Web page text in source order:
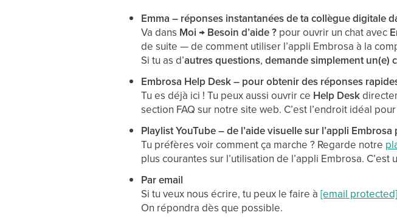
Emma – réponses instantanées de ta collègue digitale
Va dans Moi → Besoin d’aide ?pour ouvrir un chat avec
de suite — de comment utiliser l’appli Embrosa à la
Si tu as d’autres questions, demande simplement un(e)
Embrosa Help Desk – pour obtenir des réponses
Tu es déjà ici ! Tu peux aussi ouvrir ce Help Desk
section FAQ sur notre site web. C’est l’endroit idéal
Playlist YouTube – de l’aide visuelle sur l’appli Embrosa
Tu préfères voir comment ça marche ? Regarde notre
plus courantes sur l’utilisation de l’appli Embrosa.
Par email
Si tu veux nous écrire, tu peux le faire à [email protected]
On répondra dès que possible.